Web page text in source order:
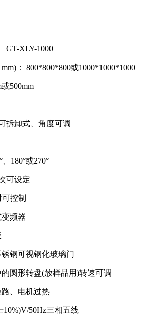
XLY-1000
： 800*800*800或1000*1000*1000
500mm
拆卸式、角度可调
180°或270°
可设定
控制
频器
钢可视钢化玻璃门
圆形转盘(放样品用)转速可调
、电机过热
10%)V/50Hz三相五线